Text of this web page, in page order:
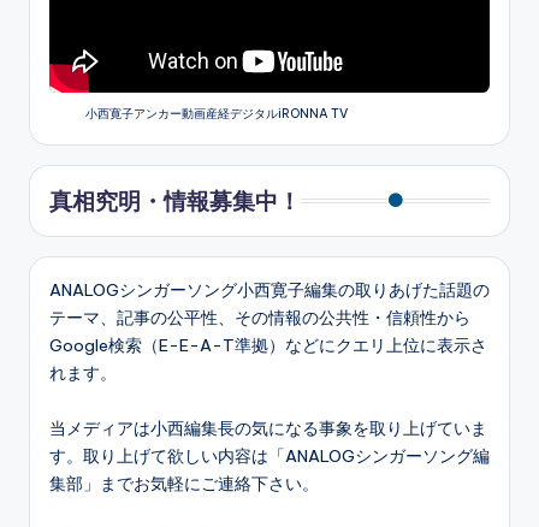
小西寛子アンカー動画産経デジタルiRONNA TV
真相究明・情報募集中！
ANALOGシンガーソング小西寛子編集の取りあげた話題の
テーマ、記事の公平性、その情報の公共性・信頼性から
Google検索（E-E-A-T準拠）などにクエリ上位に表示さ
れます。
当メディアは小西編集長の気になる事象を取り上げていま
す。取り上げて欲しい内容は「ANALOGシンガーソング編
集部」までお気軽にご連絡下さい。